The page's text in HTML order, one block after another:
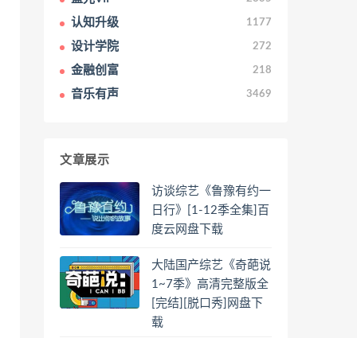
认知升级 1177
设计学院 272
金融创富 218
音乐有声 3469
文章展示
访谈综艺《鲁豫有约一
日行》[1-12季全集]百
度云网盘下载
大陆国产综艺《奇葩说
1~7季》高清完整版全
[完结][脱口秀]网盘下
载